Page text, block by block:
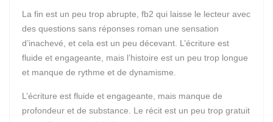
La fin est un peu trop abrupte, fb2 qui laisse le lecteur avec
des questions sans réponses roman une sensation
d’inachevé, et cela est un peu décevant. L’écriture est
fluide et engageante, mais l’histoire est un peu trop longue
et manque de rythme et de dynamisme.
L’écriture est fluide et engageante, mais manque de
profondeur et de substance. Le récit est un peu trop gratuit